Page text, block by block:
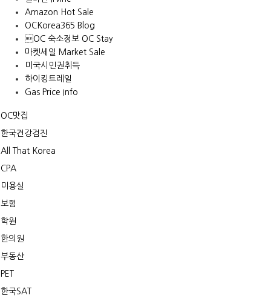
Amazon Hot Sale
OCKorea365 Blog
OC 숙소정보 OC Stay
마켓세일 Market Sale
미국시민권취득
하이킹트레일
Gas Price Info
OC맛집
한국건강검진
All That Korea
CPA
미용실
보험
학원
한의원
부동산
PET
한국SAT